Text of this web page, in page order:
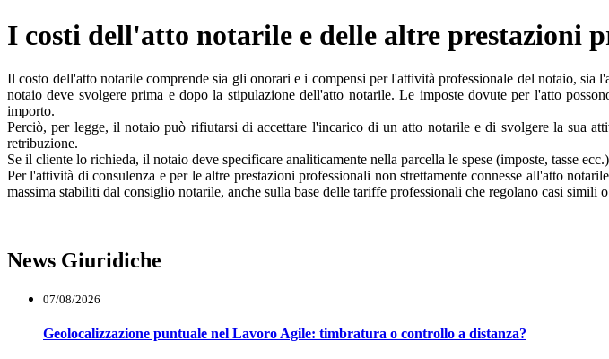
I costi dell'atto notarile e delle altre prestazioni
Il costo dell'atto notarile comprende sia gli onorari e i compensi per l'attività professionale del notaio, sia
notaio deve svolgere prima e dopo la stipulazione dell'atto notarile. Le imposte dovute per l'atto
importo.
Perciò, per legge, il notaio può rifiutarsi di accettare l'incarico di un atto notarile e di svolgere la sua
retribuzione.
Se il cliente lo richieda, il notaio deve specificare analiticamente nella parcella le spese (imposte, tasse
Per l'attività di consulenza e per le altre prestazioni professionali non strettamente connesse all'atto
massima stabiliti dal consiglio notarile, anche sulla base delle tariffe professionali che regolano casi simili
News Giuridiche
07/08/2026
Geolocalizzazione puntuale nel Lavoro Agile: timbratura o controllo a distanza?